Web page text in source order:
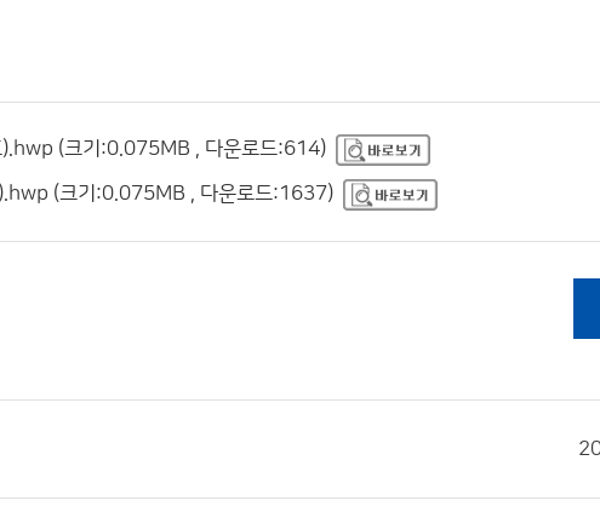
).hwp (크기:0.075MB , 다운로드:614)
).hwp (크기:0.075MB , 다운로드:1637)